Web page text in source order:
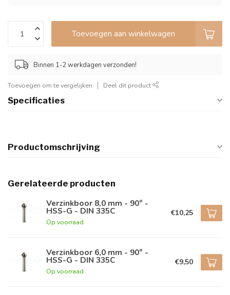
Toevoegen aan winkelwagen
Binnen 1-2 werkdagen verzonden!
Toevoegen om te vergelijken Deel dit product
Specificaties
Productomschrijving
Gerelateerde producten
Verzinkboor 8,0 mm - 90° -
HSS-G - DIN 335C
Op voorraad
€10,25
Verzinkboor 6,0 mm - 90° -
HSS-G - DIN 335C
Op voorraad
€9,50